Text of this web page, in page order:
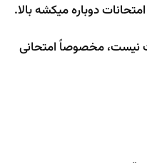
دوباره میکشه بالا.
نیست، مخصوصاً امتحانی